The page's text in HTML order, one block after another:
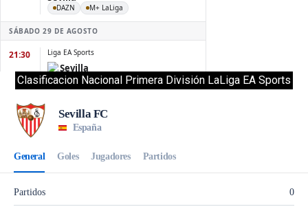
Clasificacion Nacional Primera División LaLiga EA Sports